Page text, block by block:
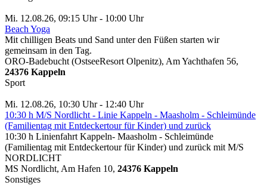
Mi. 12.08.26, 09:15 Uhr - 10:00 Uhr
Beach Yoga
Mit chilligen Beats und Sand unter den Füßen starten wir
gemeinsam in den Tag.
ORO-Badebucht (OstseeResort Olpenitz), Am Yachthafen 56,
24376 Kappeln
Sport
Mi. 12.08.26, 10:30 Uhr - 12:40 Uhr
10:30 h M/S Nordlicht - Linie Kappeln - Maasholm - Schleimünde
(Familientag mit Entdeckertour für Kinder) und zurück
10:30 h Linienfahrt Kappeln- Maasholm - Schleimünde
(Familientag mit Entdeckertour für Kinder) und zurück mit M/S
NORDLICHT
MS Nordlicht, Am Hafen 10, 24376 Kappeln
Sonstiges